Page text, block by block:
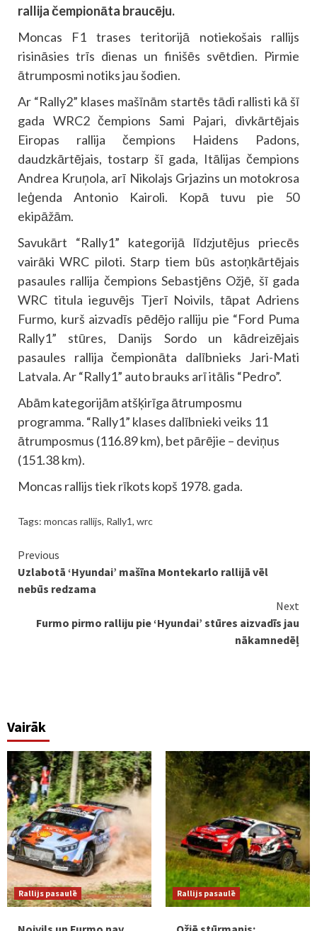
rallija čempionāta braucēju.
Moncas F1 trases teritorijā notiekošais rallijs
risināsies trīs dienas un finišēs svētdien. Pirmie
ātrumposmi notiks jau šodien.
Ar “Rally2” klases mašīnām startēs tādi rallisti kā šī
gada WRC2 čempions Sami Pajari, divkārtējais
Eiropas rallija čempions Haidens Padons,
daudzkārtējais, tostarp šī gada, Itālijas čempions
Andrea Kruņola, arī Nikolajs Grjazins un motokrosa
leģenda Antonio Kairoli. Kopā tuvu pie 50
ekipāžām.
Savukārt “Rally1” kategorijā līdzjutējus priecēs
vairāki WRC piloti. Starp tiem būs astoņkārtējais
pasaules rallija čempions Sebastjēns Ožjē, šī gada
WRC titula ieguvējs Tjerī Noivils, tāpat Adriens
Furmo, kurš aizvadīs pēdējo ralliju pie “Ford Puma
Rally1” stūres, Danijs Sordo un kādreizējais
pasaules rallija čempionāta dalībnieks Jari-Mati
Latvala. Ar “Rally1” auto brauks arī itālis “Pedro”.
Abām kategorijām atšķirīga ātrumposmu
programma. “Rally1” klases dalībnieki veiks 11
ātrumposmus (116.89 km), bet pārējie – deviņus
(151.38 km).
Moncas rallijs tiek rīkots kopš 1978. gada.
Tags: moncas rallijs, Rally1, wrc
Continue
Reading
Previous
Uzlabotā ‘Hyundai’ mašīna Montekarlo rallijā vēl
nebūs redzama
Next
Furmo pirmo ralliju pie ‘Hyundai’ stūres aizvadīs jau
nākamnedēļ
Vairāk
Rallijs pasaulē Rallijs pasaulē